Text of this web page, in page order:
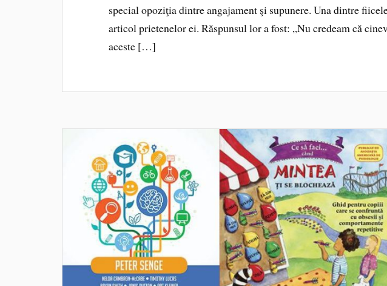
special opoziţia dintre angajament şi supunere. Una dintre
articol prietenelor ei. Răspunsul lor a fost: „Nu credeam că
aceste […]